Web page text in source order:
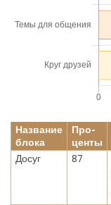
Название
блока
Про-
центы
Досуг 87